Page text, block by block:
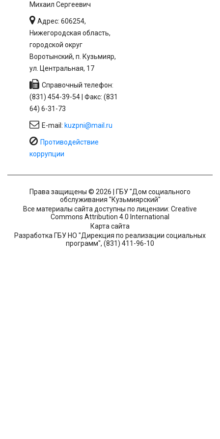
Михаил Сергеевич
Адрес: 606254,
Нижегородская область,
городской округ
Воротынский, п. Кузьмияр,
ул. Центральная, 17
Справочный телефон:
(831) 454-39-54 | Факс: (831
64) 6-31-73
E-mail: kuzpni@mail.ru
Противодействие
коррупции
Права защищены © 2026 | ГБУ "Дом социального
обслуживания "Кузьмиярский"
Все материалы сайта доступны по лицензии: Creative
Commons Attribution 4.0 International
Карта сайта
Разработка ГБУ НО "Дирекция по реализации социальных
программ", (831) 411-96-10